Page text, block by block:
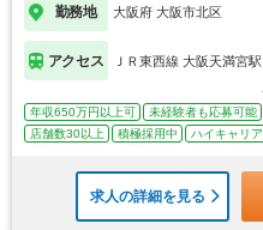
勤務地 大阪府 大阪市北区
アクセス ＪＲ東西線 大阪天満宮駅
年収650万円以上可 未経験者も応募可能
店舗数30以上
積極採用中 ハイキャリア
求人の詳細を見る